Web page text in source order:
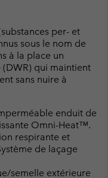
per- et
sous le nom de
à la place un
qui maintient
sans nuire à
enduit de
Omni-Heat™.
respirante et
de laçage
semelle extérieure